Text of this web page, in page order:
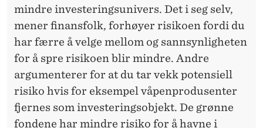
mindre investeringsunivers. Det i seg selv,
mener finansfolk, forhøyer risikoen fordi du
har færre å velge mellom og sannsynligheten
for å spre risikoen blir mindre. Andre
argumenterer for at du tar vekk potensiell
risiko hvis for eksempel våpenprodusenter
fjernes som investeringsobjekt. De grønne
fondene har mindre risiko for å havne i